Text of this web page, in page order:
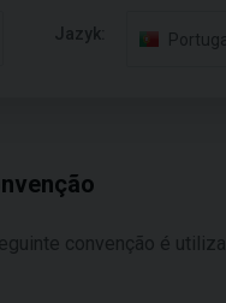
Jazyk:
convenção é